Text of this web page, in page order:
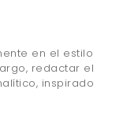
en el estilo
redactar el
inspirado